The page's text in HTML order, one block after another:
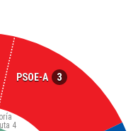
PSOE-A 3
4